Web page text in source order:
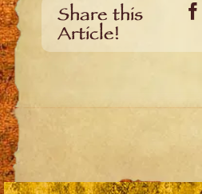
Share this
Article!